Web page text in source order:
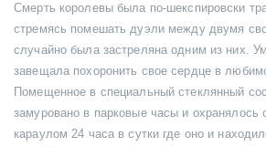
Смерть королевы была по-шекспировски
стремясь помешать дуэли между двумя
случайно была застреляна одним из них.
завещала похоронить свое сердце в
Помещенное в специальный стеклянный
замуровано в парковые часы и охранялось
караулом 24 часа в сутки где оно и